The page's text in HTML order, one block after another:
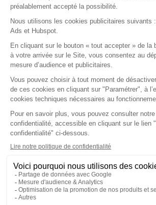
Comptabilité
Dossier de Consultation
Espace MSP
Facturation & FSE
Formation & Replay
Installation & Matériel
Mon Compte & Sécurité
Nouveautés & Versions
Première utilisation
Ségur
Support & Dépannage
En savoir plus
Notre société